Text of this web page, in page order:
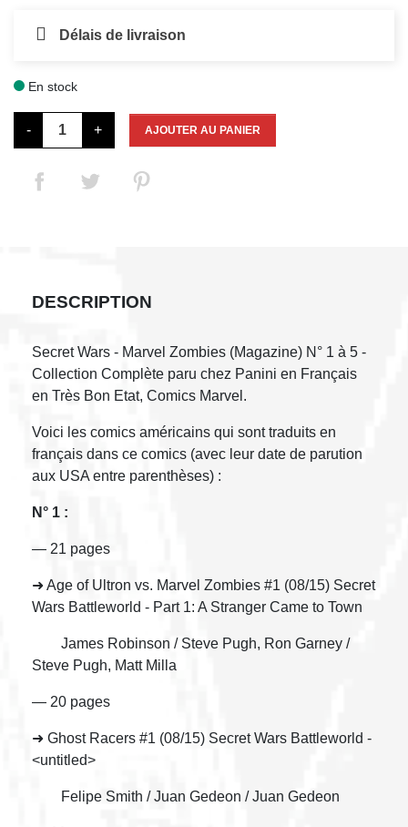
Délais de livraison
En stock
- + AJOUTER AU PANIER
DESCRIPTION
Secret Wars - Marvel Zombies (Magazine) N° 1 à 5 -
Collection Complète paru chez Panini en Français
en Très Bon Etat, Comics Marvel.
Voici les comics américains qui sont traduits en
français dans ce comics (avec leur date de parution
aux USA entre parenthèses) :
N° 1 :
— 21 pages
➜ Age of Ultron vs. Marvel Zombies #1 (08/15) Secret
Wars Battleworld - Part 1: A Stranger Came to Town
James Robinson / Steve Pugh, Ron Garney /
Steve Pugh, Matt Milla
— 20 pages
➜ Ghost Racers #1 (08/15) Secret Wars Battleworld -
<untitled>
Felipe Smith / Juan Gedeon / Juan Gedeon